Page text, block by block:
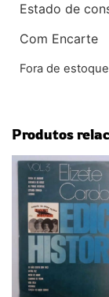
Estado de
Com Encarte
Fora de estoque
Produtos